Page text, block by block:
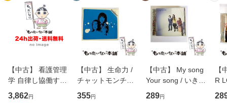
【中古】 看護管理
学 自律し協働する
専門職の看護マネ
3,862円
【中古】 生命力 /
チャットモンチー /
キューンレコード
355円
【中古】 My song
Your song / いきも
のがかり / [CD]
289円
【
R
産